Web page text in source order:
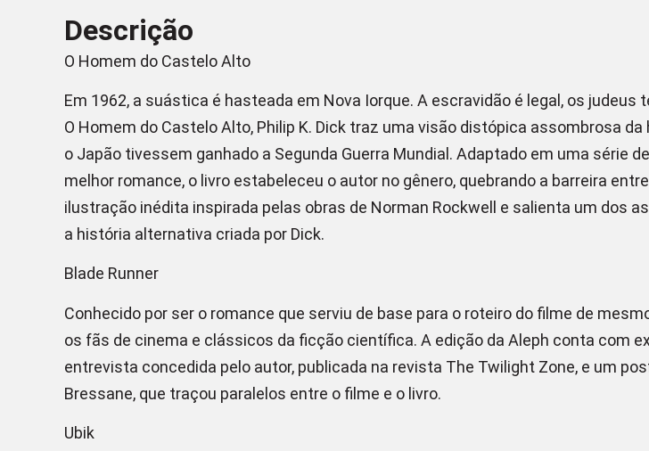
Descrição
O Homem do Castelo Alto
Em 1962, a suástica é hasteada em Nova Iorque. A escravidão é legal, os
O Homem do Castelo Alto, Philip K. Dick traz uma visão distópica assombrosa
o Japão tivessem ganhado a Segunda Guerra Mundial. Adaptado em uma série
melhor romance, o livro estabeleceu o autor no gênero, quebrando a barreira
ilustração inédita inspirada pelas obras de Norman Rockwell e salienta um dos
a história alternativa criada por Dick.
Blade Runner
Conhecido por ser o romance que serviu de base para o roteiro do filme de
os fãs de cinema e clássicos da ficção científica. A edição da Aleph conta com
entrevista concedida pelo autor, publicada na revista The Twilight Zone, e um
Bressane, que traçou paralelos entre o filme e o livro.
Ubik